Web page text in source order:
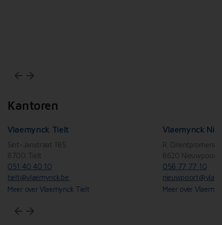
arrow_back arrow_forward
Kantoren
Vlaemynck Tielt
Sint-Janstraat 185
8700 Tielt
051 40 40 10
tielt@vlaemynck.be
Meer over Vlaemynck Tielt
Vlaemynck
R.
8620 Nieuwpoort
058 77 77 10
Meer over
arrow_back arrow_forward